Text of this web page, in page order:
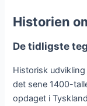
Historien
De tidligste
Historisk
det sene 1400-
opdaget i